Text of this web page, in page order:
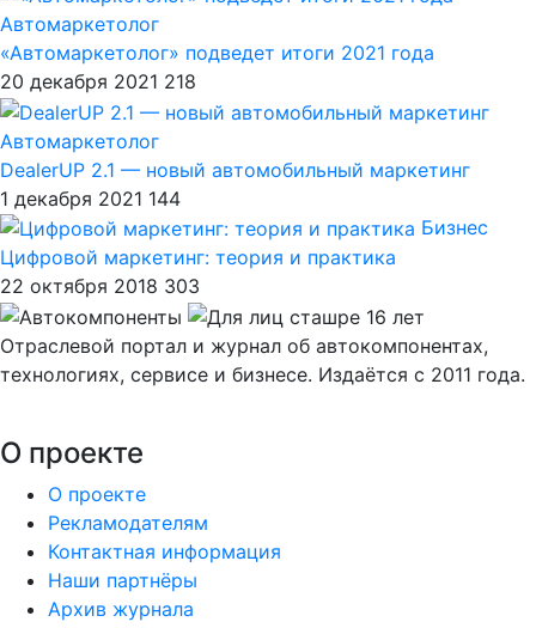
Автомаркетолог
«Автомаркетолог» подведет итоги 2021 года
20 декабря 2021 218
Автомаркетолог
DealerUP 2.1 — новый автомобильный маркетинг
1 декабря 2021 144
Бизнес
Цифровой маркетинг: теория и практика
22 октября 2018 303
Отраслевой портал и журнал об автокомпонентах,
технологиях, сервисе и бизнесе. Издаётся с 2011 года.
О проекте
О проекте
Рекламодателям
Контактная информация
Наши партнёры
Архив журнала